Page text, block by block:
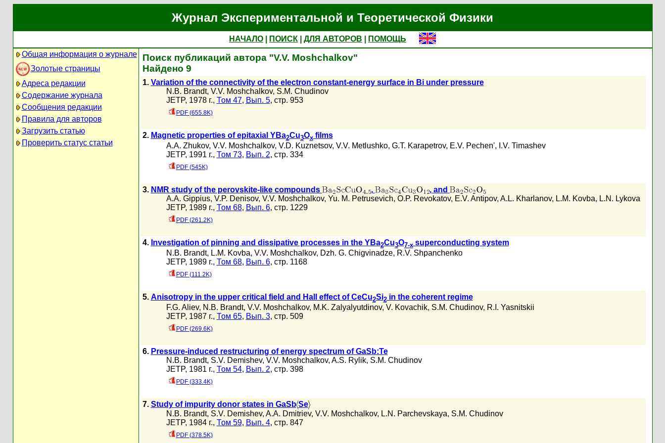
Журнал Экспериментальной и Теоретической Физики
НАЧАЛО ПОИСК ДЛЯ АВТОРОВ
ПОМОЩЬ
Общая информация о журнале
Золотые страницы
Адреса редакции
Содержание журнала
Сообщения редакции
Правила для авторов
Загрузить статью
Проверить статус статьи
Поиск публикаций автора "V.V. Moshchalkov"
Найдено 9
1. Variation of the connectivity of the electron constant-energy surface in Bi under pressure
N.B. Brandt, V.V. Moshchalkov, S.M. Chudinov
JETP, 1978 г., Том 47, Вып. 5, стр. 953
PDF (655.8K)
2. Magnetic properties of epitaxial YBa2Cu3Oxfilms
A.A. Zhukov, V.V. Moshchalkov, V.D. Kuznetsov, V.V. Metlushko, G.T. Karapetrov, E.V. Pechen', I.V. Timashev
JETP, 1991 г., Том 73, Вып. 2, стр. 334
PDF (545K)
3. NMR study of the perovskite-like compounds ,
, and
A.A. Gippius, V.P. Denisov, V.V. Moshchalkov, Yu. M. Petrusevich, O.P. Revokatov, E.V. Antipov, A.L. Kharlanov, L.M. Kovba, L.N. Lykova
JETP, 1989 г., Том 68, Вып. 6, стр. 1229
PDF (261.2K)
4. Investigation of pinning and dissipative processes in the YBa2Cu3O7-xsuperconducting system
N.B. Brandt, L.M. Kovba, V.V. Moshchalkov, Dzh. G. Chigvinadze, R.V. Shpanchenko
JETP, 1989 г., Том 68, Вып. 6, стр. 1168
PDF (111.2K)
5. Anisotropy in the upper critical field and Hall effect of CeCu2Si2in the coherent regime
F.G. Aliev, N.B. Brandt, V.V. Moshchalkov, M.K. Zalyalyutdinov, V. Kovachik, S.M. Chudinov, R.I. Yasnitskii
JETP, 1987 г., Том 65, Вып. 3, стр. 509
PDF (269.6K)
6. Pressure-induced restructuring of energy spectrum of GaSb:Te
N.B. Brandt, S.V. Demishev, V.V. Moshchalkov, A.S. Rylik, S.M. Chudinov
JETP, 1981 г., Том 54, Вып. 2, стр. 398
PDF (333.4K)
7. Study of impurity donor states in GaSb Se
N.B. Brandt, S.V. Demishev, A.A. Dmitriev, V.V. Moshchalkov, L.N. Parchevskaya, S.M. Chudinov
JETP, 1984 г., Том 59, Вып. 4, стр. 847
PDF (378.5K)